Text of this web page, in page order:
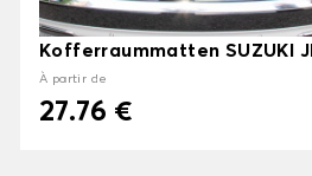
Kofferraummatten SUZUKI
À partir de
27.76 €